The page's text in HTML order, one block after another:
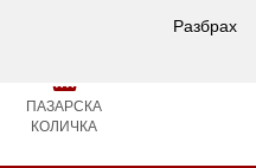
Разбрах
ПАЗАРСКА
КОЛИЧКА